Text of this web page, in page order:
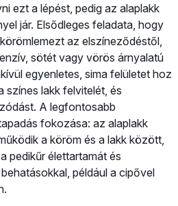
ezt a lépést, pedig az alaplakk
jár. Elsődleges feladata, hogy
az elszíneződéstől,
sötét vagy vörös árnyalatú
egyenletes, sima felületet hoz
színes lakk felvitelét, és
A legfontosabb
fokozása: az alaplakk
a köröm és a lakk között,
pedikűr élettartamát és
például a cipővel